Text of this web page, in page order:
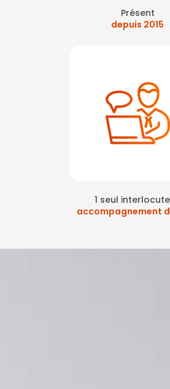
Présent
depuis 2015
1 seul
accompagnement